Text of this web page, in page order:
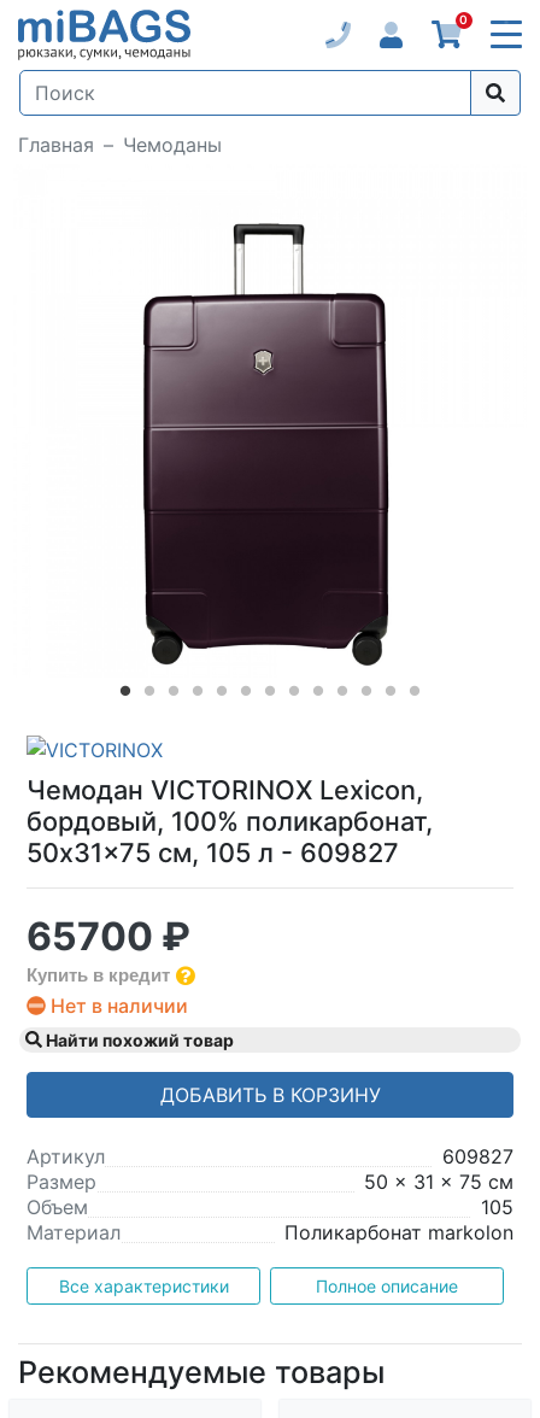
0
Главная Чемоданы
Чемодан VICTORINOX Lexicon,
бордовый, 100% поликарбонат,
50x31x75 см, 105 л - 609827
65700 ₽
Купить в кредит
Нет в наличии
Найти похожий товар
ДОБАВИТЬ В КОРЗИНУ
Артикул
609827
Размер
50 x 31 x 75 см
Объем
105
Материал
Поликарбонат markolon
Все характеристики Полное описание
Рекомендуемые товары